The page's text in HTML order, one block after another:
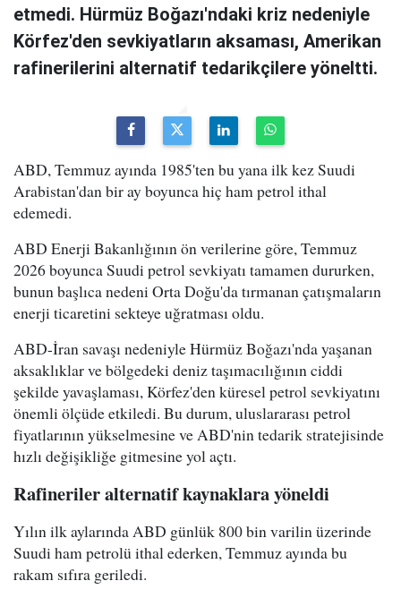
etmedi. Hürmüz Boğazı'ndaki kriz nedeniyle
Körfez'den sevkiyatların aksaması, Amerikan
rafinerilerini alternatif tedarikçilere yöneltti.
ABD, Temmuz ayında 1985'ten bu yana ilk kez Suudi
Arabistan'dan bir ay boyunca hiç ham petrol ithal
edemedi.
ABD Enerji Bakanlığının ön verilerine göre, Temmuz
2026 boyunca Suudi petrol sevkiyatı tamamen dururken,
bunun başlıca nedeni Orta Doğu'da tırmanan çatışmaların
enerji ticaretini sekteye uğratması oldu.
ABD-İran savaşı nedeniyle Hürmüz Boğazı'nda yaşanan
aksaklıklar ve bölgedeki deniz taşımacılığının ciddi
şekilde yavaşlaması, Körfez'den küresel petrol sevkiyatını
önemli ölçüde etkiledi. Bu durum, uluslararası petrol
fiyatlarının yükselmesine ve ABD'nin tedarik stratejisinde
hızlı değişikliğe gitmesine yol açtı.
Rafineriler alternatif kaynaklara yöneldi
Yılın ilk aylarında ABD günlük 800 bin varilin üzerinde
Suudi ham petrolü ithal ederken, Temmuz ayında bu
rakam sıfıra geriledi.